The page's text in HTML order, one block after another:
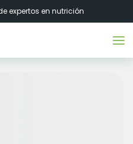
expertos en nutrición